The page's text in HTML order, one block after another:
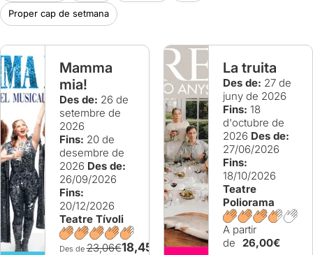
Proper cap de setmana
Mamma
mia!
Des de: 26 de
setembre de
2026
Fins: 20 de
desembre de
2026 Des de:
26/09/2026
Fins:
20/12/2026
Teatre Tívoli
Des de23,06€18,45€
La truita
Des de: 27 de
juny de 2026
Fins: 18
d'octubre de
2026 Des de:
27/06/2026
Fins:
18/10/2026
Teatre
Poliorama
A partir
de
26,00€